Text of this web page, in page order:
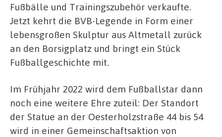
Fußbälle und Trainingszubehör verkaufte.
Jetzt kehrt die BVB-Legende in Form einer
lebensgroßen Skulptur aus Altmetall zurück
an den Borsigplatz und bringt ein Stück
Fußballgeschichte mit.
Im Frühjahr 2022 wird dem Fußballstar dann
noch eine weitere Ehre zuteil: Der Standort
der Statue an der Oesterholzstraße 44 bis 54
wird in einer Gemeinschaftsaktion von